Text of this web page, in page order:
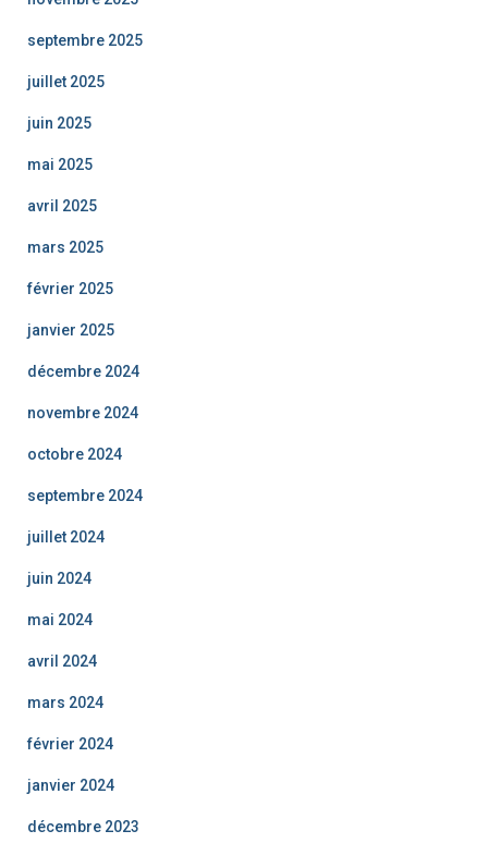
septembre 2025
juillet 2025
juin 2025
mai 2025
avril 2025
mars 2025
février 2025
janvier 2025
décembre 2024
novembre 2024
octobre 2024
septembre 2024
juillet 2024
juin 2024
mai 2024
avril 2024
mars 2024
février 2024
janvier 2024
décembre 2023